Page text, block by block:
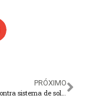
PRÓXIMO